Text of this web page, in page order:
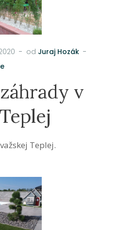
od Juraj Hozák
v
Teplej.